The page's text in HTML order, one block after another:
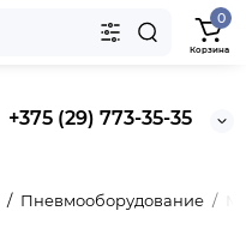
+375 (29) 773-35-35
0
Корзина
Пневмооборудование